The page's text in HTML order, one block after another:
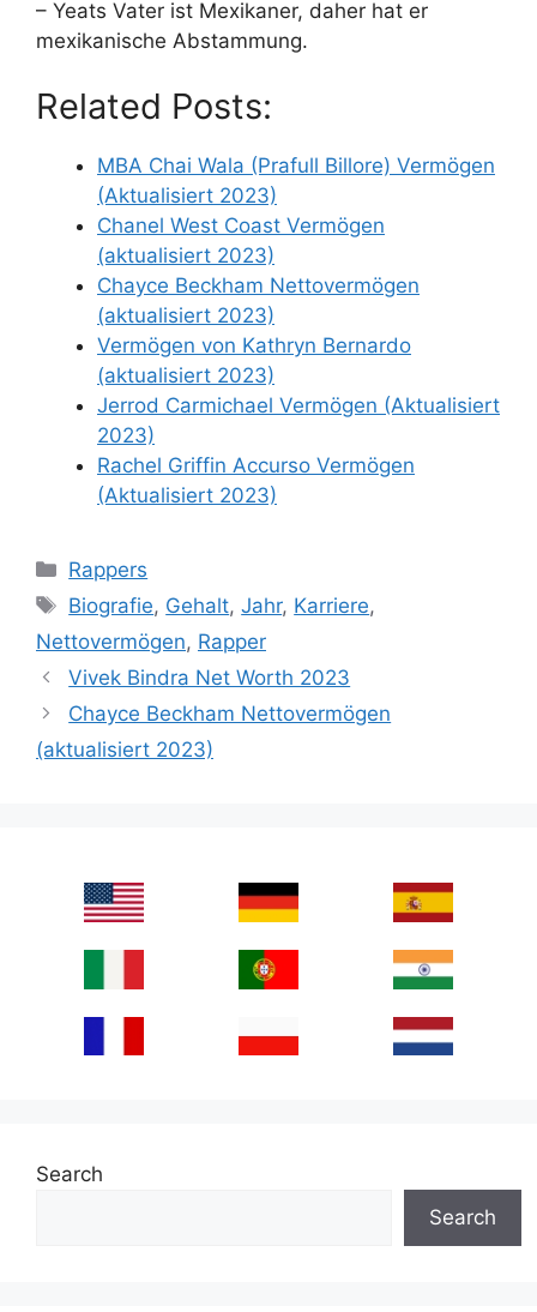
– Yeats Vater ist Mexikaner, daher hat er
mexikanische Abstammung.
Related Posts:
MBA Chai Wala (Prafull Billore) Vermögen
(Aktualisiert 2023)
Chanel West Coast Vermögen
(aktualisiert 2023)
Chayce Beckham Nettovermögen
(aktualisiert 2023)
Vermögen von Kathryn Bernardo
(aktualisiert 2023)
Jerrod Carmichael Vermögen (Aktualisiert
2023)
Rachel Griffin Accurso Vermögen
(Aktualisiert 2023)
Categories
Rappers
Tags
Biografie, Gehalt,Jahr, Karriere,
Nettovermögen, Rapper
Vivek Bindra Net Worth 2023
Chayce Beckham Nettovermögen
(aktualisiert 2023)
Search
Search